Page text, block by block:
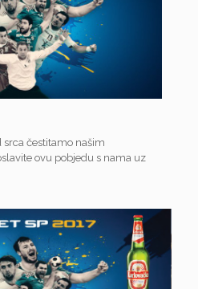
srca čestitamo našim
ovu pobjedu s nama uz